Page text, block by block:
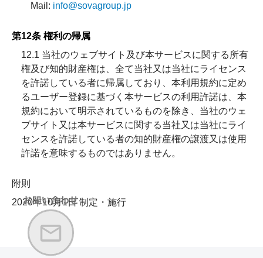
Mail: info@sovagroup.jp
第12条 権利の帰属
12.1 当社のウェブサイト及び本サービスに関する所有
権及び知的財産権は、全て当社又は当社にライセンス
を許諾している者に帰属しており、本利用規約に定め
るユーザー登録に基づく本サービスの利用許諾は、本
規約において明示されているものを除き、当社のウェ
ブサイト又は本サービスに関する当社又は当社にライ
センスを許諾している者の知的財産権の譲渡又は使用
許諾を意味するものではありません。
附則
2020年10月1日 制定・施行